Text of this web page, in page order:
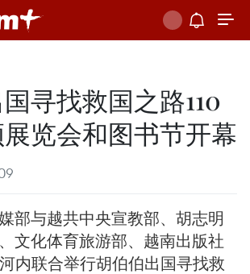
寻找救国之路110
览会和图书节开幕
部与越共中央宣教部、胡志明
文化体育旅游部、越南出版社
内联合举行胡伯伯出国寻找救